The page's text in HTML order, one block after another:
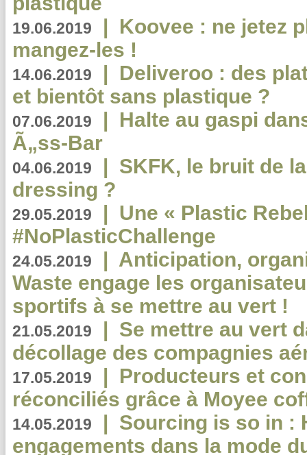
19.06.2019 | Koovee : ne jetez
mangez-les !
14.06.2019 | Deliveroo : des
et bientôt sans plastique ?
07.06.2019 | Halte au gaspi
Ã„ss-Bar
04.06.2019 | SKFK, le bruit de
dressing ?
29.05.2019 | Une « Plastic
#NoPlasticChallenge
24.05.2019 | Anticipation,
Waste engage les
sportifs à se mettre au vert !
21.05.2019 | Se mettre au vert
décollage des compagnies
17.05.2019 | Producteurs et
réconciliés grâce à Moyee
14.05.2019 | Sourcing is so in :
engagements dans la mode